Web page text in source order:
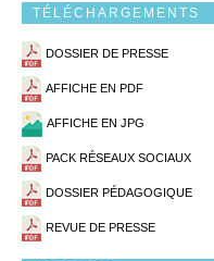
TÉLÉCHARGEMENTS
DOSSIER DE PRESSE
AFFICHE EN PDF
AFFICHE EN JPG
PACK RÉSEAUX SOCIAUX
DOSSIER PÉDAGOGIQUE
REVUE DE PRESSE